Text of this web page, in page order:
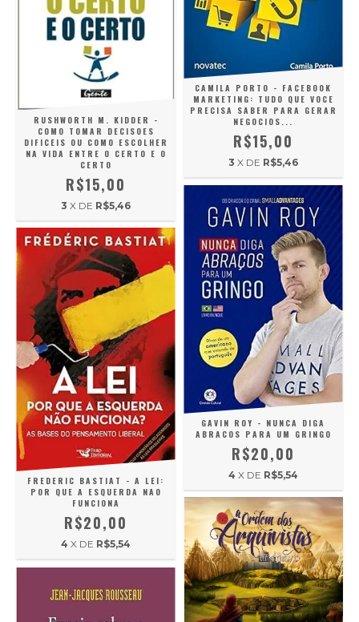
RUSHWORTH M. KIDDER -
COMO TOMAR DECISOES
DIFICEIS OU COMO ESCOLHER
NA VIDA ENTRE O CERTO E O
CERTO
R$15,00
3 X DE R$5,46
CAMILA PORTO - FACEBOOK
MARKETING: TUDO QUE VOCE
PRECISA SABER PARA GERAR
NEGOCIOS...
R$15,00
3 X DE R$5,46
FREDERIC BASTIAT - A LEI:
POR QUE A ESQUERDA NAO
FUNCIONA
R$20,00
4 X DE R$5,54
GAVIN ROY - NUNCA DIGA
ABRACOS PARA UM GRINGO
R$20,00
4 X DE R$5,54